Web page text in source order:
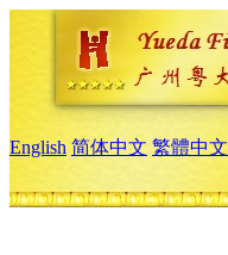
English 简体中文 繁體中文